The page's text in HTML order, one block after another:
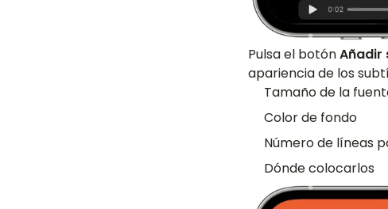
Pulsa el botónAñadir
apariencia de los
Tamaño de la
Color de fondo
Número de líneas
Dónde colocarlos